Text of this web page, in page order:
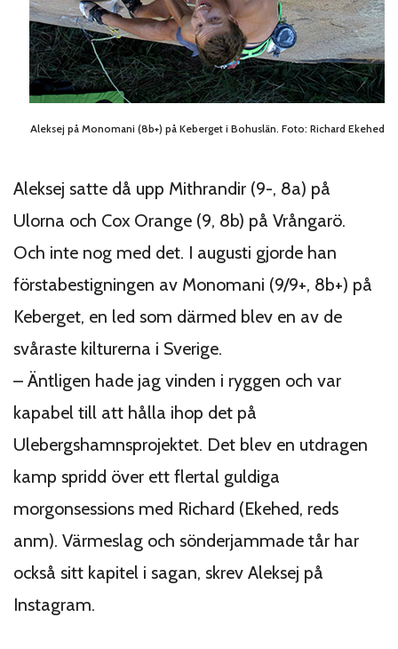
Aleksej på Monomani (8b+) på Keberget i Bohuslän. Foto: Richard Ekehed
Aleksej satte då upp Mithrandir (9-, 8a) på
Ulorna och Cox Orange (9, 8b) på Vrångarö.
Och inte nog med det. I augusti gjorde han
förstabestigningen av Monomani (9/9+, 8b+) på
Keberget, en led som därmed blev en av de
svåraste kilturerna i Sverige.
– Äntligen hade jag vinden i ryggen och var
kapabel till att hålla ihop det på
Ulebergshamnsprojektet. Det blev en utdragen
kamp spridd över ett flertal guldiga
morgonsessions med Richard (Ekehed, reds
anm). Värmeslag och sönderjammade tår har
också sitt kapitel i sagan, skrev Aleksej på
Instagram.